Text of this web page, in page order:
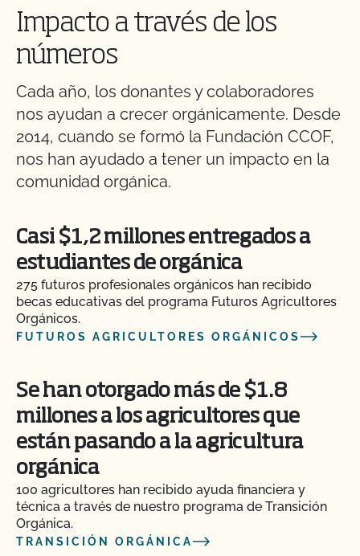
Impacto a través de los
números
Cada año, los donantes y colaboradores
nos ayudan a crecer orgánicamente. Desde
2014, cuando se formó la Fundación CCOF,
nos han ayudado a tener un impacto en la
comunidad orgánica.
Casi $1,2 millones entregados a
estudiantes de orgánica
275 futuros profesionales orgánicos han recibido
becas educativas del programa Futuros Agricultores
Orgánicos.
FUTUROS AGRICULTORES ORGÁNICOS
Se han otorgado más de $1.8
millones a los agricultores que
están pasando a la agricultura
orgánica
100 agricultores han recibido ayuda financiera y
técnica a través de nuestro programa de Transición
Orgánica.
TRANSICIÓN ORGÁNICA